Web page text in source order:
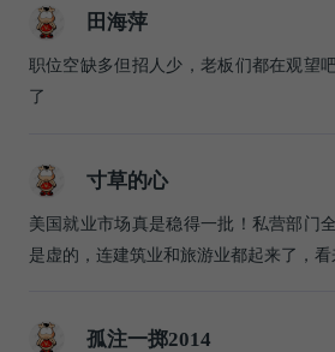
田海萍
职位空缺多但招人少，老板们都在观望
了
寸草的心
美国就业市场真是稳得一批！私营部门
是虚的，连建筑业和旅游业都起来了，
孤注一掷2014